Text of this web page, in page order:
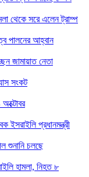
থেকে সরে এলেন ট্রাম্প
পালনের আহ্বান
জামায়াত নেতা
সংকট
অক্টোবর
ইসরাইলি প্রধানমন্ত্রী
শুনানি চলছে
হামলা, নিহত ৮